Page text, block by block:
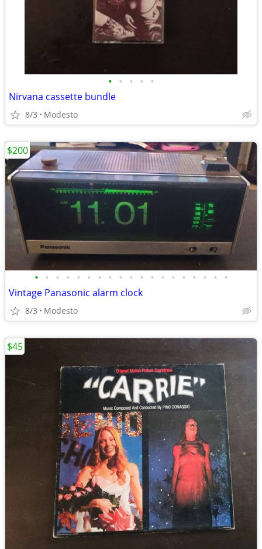
• • • • •
Nirvana cassette bundle
8/3 Modesto
• • • • • • • • • • • • • • • • • • •
Vintage Panasonic alarm clock
8/3 Modesto
$200
$45